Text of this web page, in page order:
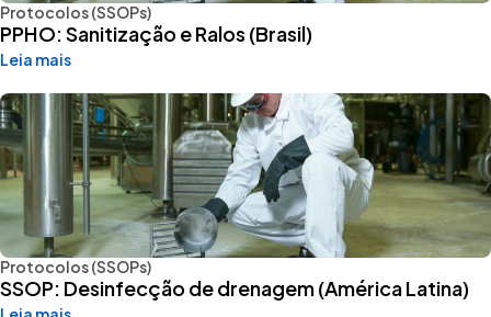
Protocolos (SSOPs)
PPHO: Sanitização e Ralos (Brasil)
Leia mais
Protocolos (SSOPs)
SSOP: Desinfecção de drenagem (América Latina)